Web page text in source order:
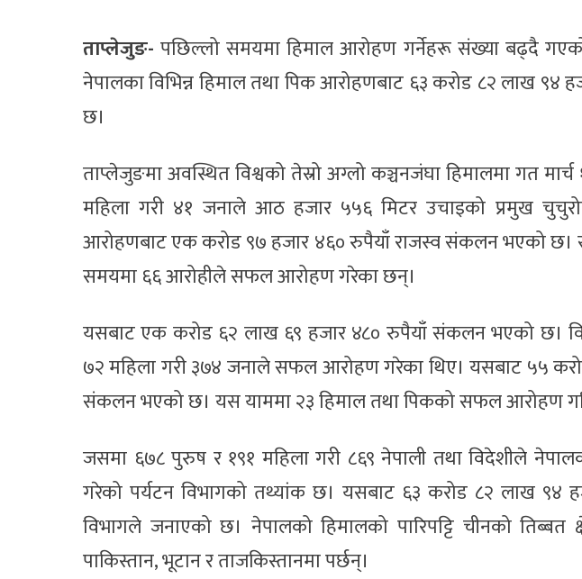
ताप्लेजुङ- पछिल्लो समयमा हिमाल आरोहण गर्नेहरू संख्या बढ्दै
नेपालका विभिन्न हिमाल तथा पिक आरोहणबाट ६३ करोड ८२ लाख
छ।
ताप्लेजुङमा अवस्थित विश्वको तेस्रो अग्लो कञ्चनजंघा हिमालमा गत
महिला गरी ४१ जनाले आठ हजार ५५६ मिटर उचाइको प्रमुख
आरोहणबाट एक करोड ९७ हजार ४६० रुपैयाँ राजस्व संकलन भएको छ।
समयमा ६६ आरोहीले सफल आरोहण गरेका छन्।
यसबाट एक करोड ६२ लाख ६९ हजार ४८० रुपैयाँ संकलन भएको छ।
७२ महिला गरी ३७४ जनाले सफल आरोहण गरेका थिए। यसबाट ५५
संकलन भएको छ। यस याममा २३ हिमाल तथा पिकको सफल आरोहण
जसमा ६७८ पुरुष र १९१ महिला गरी ८६९ नेपाली तथा विदेशीले
गरेको पर्यटन विभागको तथ्यांक छ। यसबाट ६३ करोड ८२ लाख
विभागले जनाएको छ। नेपालको हिमालको पारिपट्टि चीनको तिब्बत
पाकिस्तान, भूटान र ताजकिस्तानमा पर्छन्।